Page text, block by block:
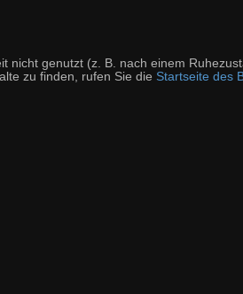
genutzt (z. B. nach einem
zu finden, rufen Sie die Startseite des